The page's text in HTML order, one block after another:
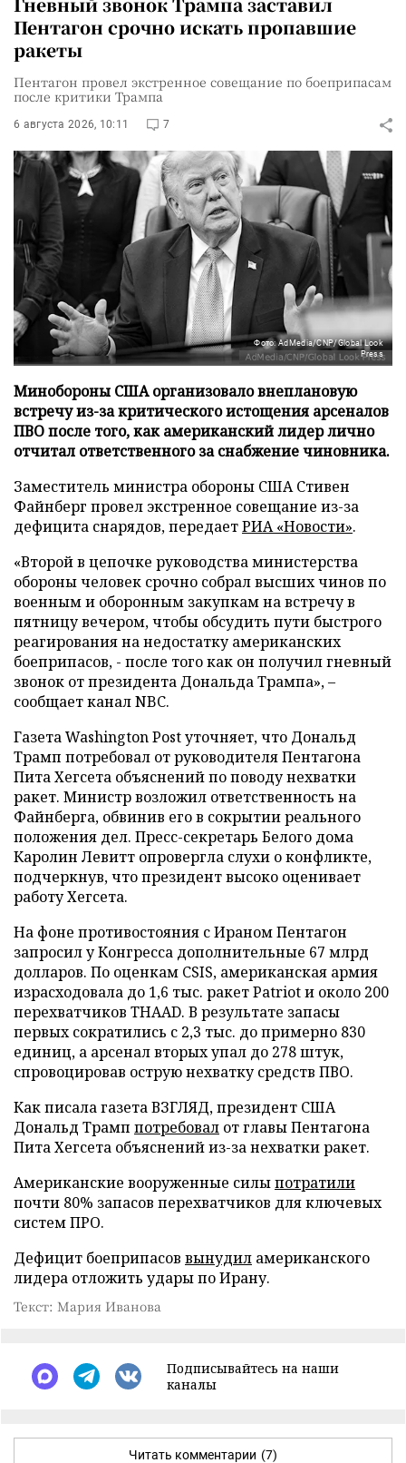
Пентагон срочно искать пропавшие
ракеты
Пентагон провел экстренное совещание по боеприпасам
после критики Трампа
6 августа 2026, 10:11 7
Фото: AdMedia/CNP/Global Look
Press
Минобороны США организовало внеплановую
встречу из-за критического истощения арсеналов
ПВО после того, как американский лидер лично
отчитал ответственного за снабжение чиновника.
Заместитель министра обороны США Стивен
Файнберг провел экстренное совещание из-за
дефицита снарядов, передаетРИА «Новости».
«Второй в цепочке руководства министерства
обороны человек срочно собрал высших чинов по
военным и оборонным закупкам на встречу в
пятницу вечером, чтобы обсудить пути быстрого
реагирования на недостатку американских
боеприпасов, - после того как он получил гневный
звонок от президента Дональда Трампа», –
сообщает канал NBC.
Газета Washington Post уточняет, что Дональд
Трамп потребовал от руководителя Пентагона
Пита Хегсета объяснений по поводу нехватки
ракет. Министр возложил ответственность на
Файнберга, обвинив его в сокрытии реального
положения дел. Пресс-секретарь Белого дома
Каролин Левитт опровергла слухи о конфликте,
подчеркнув, что президент высоко оценивает
работу Хегсета.
На фоне противостояния с Ираном Пентагон
запросил у Конгресса дополнительные 67 млрд
долларов. По оценкам CSIS, американская армия
израсходовала до 1,6 тыс. ракет Patriot и около 200
перехватчиков THAAD. В результате запасы
первых сократились с 2,3 тыс. до примерно 830
единиц, а арсенал вторых упал до 278 штук,
спровоцировав острую нехватку средств ПВО.
Как писала газета ВЗГЛЯД, президент США
Дональд Трамп потребовал от главы Пентагона
Пита Хегсета объяснений из-за нехватки ракет.
Американские вооруженные силыпотратили
почти 80% запасов перехватчиков для ключевых
систем ПРО.
Дефицит боеприпасов вынудил американского
лидера отложить удары по Ирану.
Текст: Мария Иванова
Подписывайтесь на наши
каналы
Читать комментарии (7)